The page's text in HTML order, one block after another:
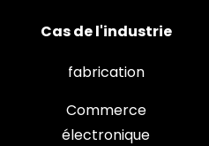
Cas de l'industrie
fabrication
Commerce
électronique